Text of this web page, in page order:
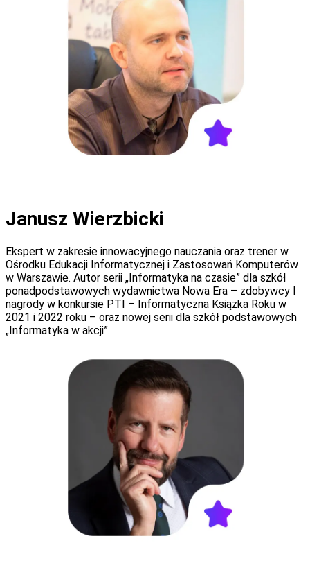
Janusz Wierzbicki
Ekspert w zakresie innowacyjnego nauczania oraz trener w
Ośrodku Edukacji Informatycznej i Zastosowań Komputerów
w Warszawie. Autor serii „Informatyka na czasie” dla szkół
ponadpodstawowych wydawnictwa Nowa Era – zdobywcy I
nagrody w konkursie PTI – Informatyczna Książka Roku w
2021 i 2022 roku – oraz nowej serii dla szkół podstawowych
„Informatyka w akcji”.